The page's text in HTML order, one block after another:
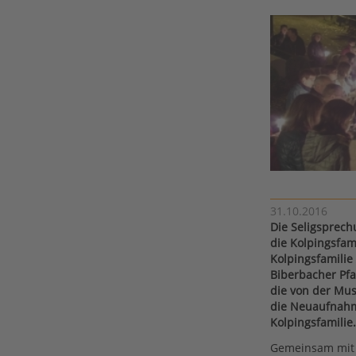
31.10.2016
Die
die
Biberbacher
die von der
die
Kolpingsfamilie.
Gemeinsam